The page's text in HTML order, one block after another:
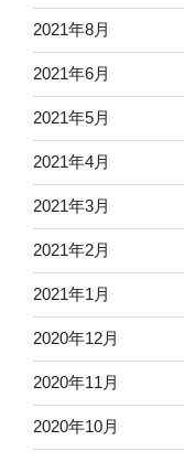
2021年8月
2021年6月
2021年5月
2021年4月
2021年3月
2021年2月
2021年1月
2020年12月
2020年11月
2020年10月